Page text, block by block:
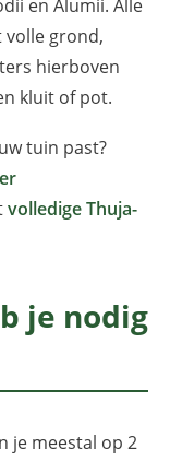
en Alumii. Alle
grond,
hierboven
kluit of pot.
tuin past?
volledige Thuja-
je nodig
je meestal op 2